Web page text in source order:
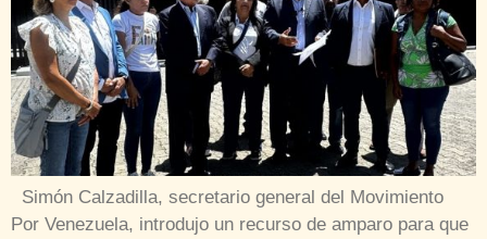
Simón Calzadilla, secretario general del Movimiento
Por Venezuela, introdujo un recurso de amparo para que